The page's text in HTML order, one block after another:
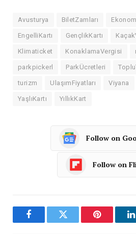
Avusturya BiletZamları
EngelliKartı GençlikKartı
Klimaticket KonaklamaVergisi
parkpickerl ParkÜcretleri
turizm UlaşımFiyatları Viyana
YaşlıKartı YıllıkKart
Follow on
Follow on
FacebookTwitter Pinterest